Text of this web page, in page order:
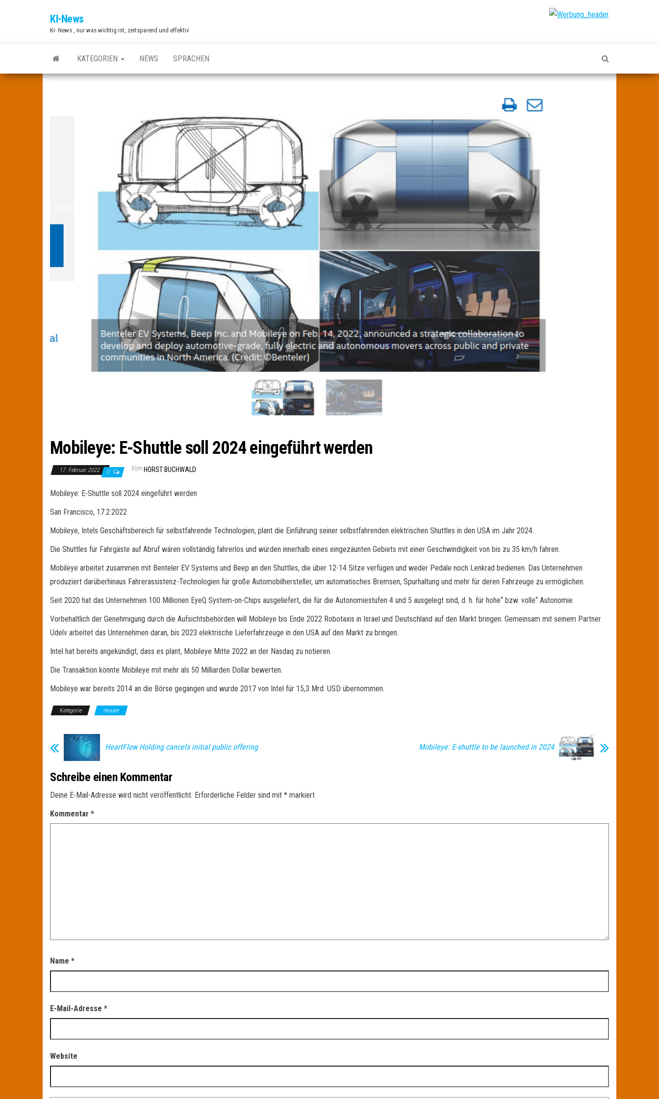
KI-News
Ki- News , nur was wichtig ist, zeitsparend und effektiv
KATEGORIEN NEWS SPRACHEN
Mobileye: E-Shuttle soll 2024 eingeführt werden
17. Februar 2022 0 Von HORST BUCHWALD
Mobileye: E-Shuttle soll 2024 eingeführt werden
San Francisco, 17.2.2022
Mobileye, Intels Geschäftsbereich für selbstfahrende Technologien, plant die Einführung seiner selbstfahrenden elektrischen Shuttles in den USA im Jahr 2024.
Die Shuttles für Fahrgäste auf Abruf wären vollständig fahrerlos und würden innerhalb eines eingezäunten Gebiets mit einer Geschwindigkeit von bis zu 35 km/h fahren.
Mobileye arbeitet zusammen mit Benteler EV Systems und Beep an den Shuttles, die über 12-14 Sitze verfügen und weder Pedale noch Lenkrad bedienen. Das Unternehmen
produziert darüberhinaus Fahrerassistenz-Technologien für große Automobilhersteller, um automatisches Bremsen, Spurhaltung und mehr für deren Fahrzeuge zu ermöglichen.
Seit 2020 hat das Unternehmen 100 Millionen EyeQ System-on-Chips ausgeliefert, die für die Autonomiestufen 4 und 5 ausgelegt sind, d. h. für hohe“ bzw. volle“ Autonomie.
Vorbehaltlich der Genehmigung durch die Aufsichtsbehörden will Mobileye bis Ende 2022 Robotaxis in Israel und Deutschland auf den Markt bringen. Gemeinsam mit seinem Partner
Udelv arbeitet das Unternehmen daran, bis 2023 elektrische Lieferfahrzeuge in den USA auf den Markt zu bringen.
Intel hat bereits angekündigt, dass es plant, Mobileye Mitte 2022 an der Nasdaq zu notieren.
Die Transaktion könnte Mobileye mit mehr als 50 Milliarden Dollar bewerten.
Mobileye war bereits 2014 an die Börse gegangen und wurde 2017 von Intel für 15,3 Mrd. USD übernommen.
Kategorie Header
HeartFlow Holding cancels initial public offering Mobileye: E-shuttle to be launched in 2024
Schreibe einen Kommentar
Deine E-Mail-Adresse wird nicht veröffentlicht. Erforderliche Felder sind mit * markiert
Kommentar *
Name *
E-Mail-Adresse *
Website